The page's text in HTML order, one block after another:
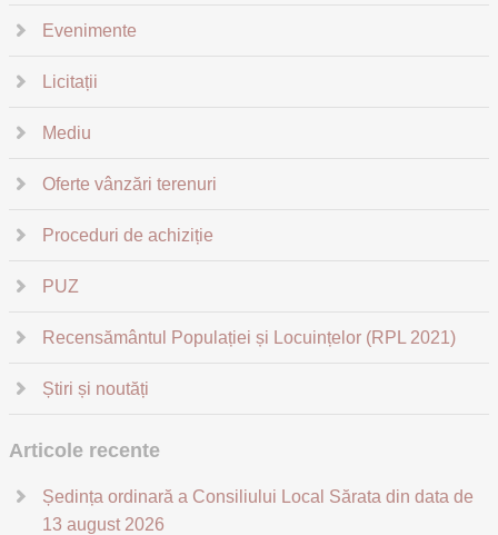
Evenimente
Licitații
Mediu
Oferte vânzări terenuri
Proceduri de achiziție
PUZ
Recensământul Populației și Locuințelor (RPL 2021)
Știri și noutăți
Articole recente
Ședința ordinară a Consiliului Local Sărata din data de
13 august 2026